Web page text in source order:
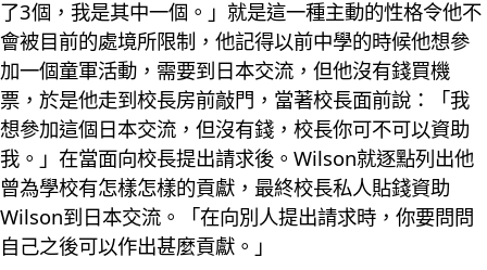
了3個，我是其中一個。」就是這一種主動的性格令他不
會被目前的處境所限制，他記得以前中學的時候他想參
加一個童軍活動，需要到日本交流，但他沒有錢買機
票，於是他走到校長房前敲門，當著校長面前說：「我
想參加這個日本交流，但沒有錢，校長你可不可以資助
我。」在當面向校長提出請求後。Wilson就逐點列出他
曾為學校有怎樣怎樣的貢獻，最終校長私人貼錢資助
Wilson到日本交流。「在向別人提出請求時，你要問問
自己之後可以作出甚麼貢獻。」